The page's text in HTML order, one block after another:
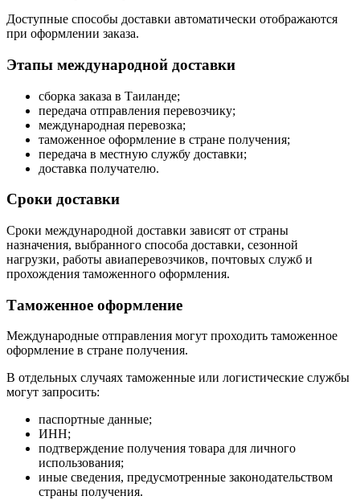
Доступные способы доставки автоматически отображаются
при оформлении заказа.
Этапы международной доставки
сборка заказа в Таиланде;
передача отправления перевозчику;
международная перевозка;
таможенное оформление в стране получения;
передача в местную службу доставки;
доставка получателю.
Сроки доставки
Сроки международной доставки зависят от страны
назначения, выбранного способа доставки, сезонной
нагрузки, работы авиаперевозчиков, почтовых служб и
прохождения таможенного оформления.
Таможенное оформление
Международные отправления могут проходить таможенное
оформление в стране получения.
В отдельных случаях таможенные или логистические службы
могут запросить:
паспортные данные;
ИНН;
подтверждение получения товара для личного
использования;
иные сведения, предусмотренные законодательством
страны получения.